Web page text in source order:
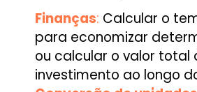
Finanças: Calcular o
para economizar
ou calcular o valor total
investimento ao longo